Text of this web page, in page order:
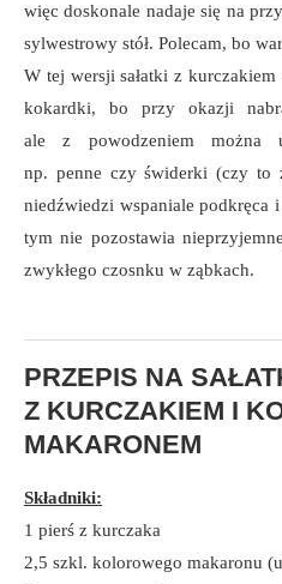
więc doskonale nadaje się na
sylwestrowy stół. Polecam, bo
W tej wersji sałatki z
kokardki, bo przy okazji
ale z powodzeniem można
np. penne czy świderki (czy to
niedźwiedzi wspaniale podkręca
tym nie pozostawia
zwykłego czosnku w ząbkach.
PRZEPIS NA
Z KURCZAKIEM I
MAKARONEM
Składniki:
1 pierś z kurczaka
2,5 szkl. kolorowego makaronu